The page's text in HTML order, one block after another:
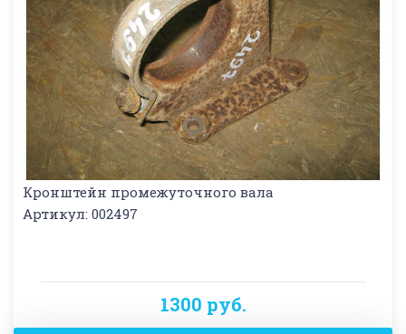
Кронштейн промежуточного вала
Артикул: 002497
1300 руб.